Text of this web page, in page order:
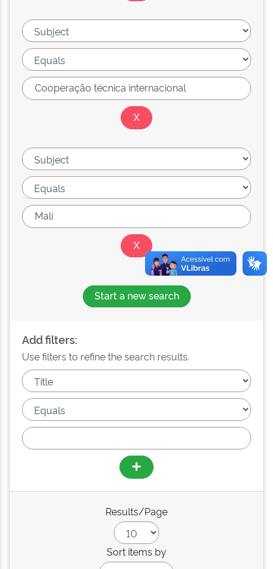
Start a new search
Add filters:
Use filters to refine the search results.
Results/Page
Sort items by